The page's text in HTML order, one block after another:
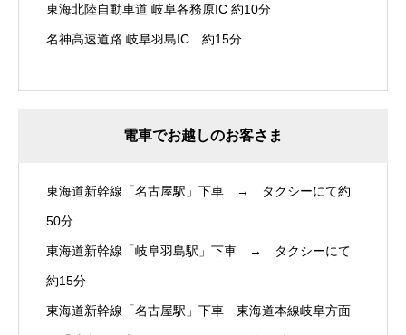
東海北陸自動車道 岐阜各務原IC 約10分
名神高速道路 岐阜羽島IC 約15分
電車でお越しのお客さま
東海道新幹線「名古屋駅」下車 → タクシーにて約
50分
東海道新幹線「岐阜羽島駅」下車 → タクシーにて
約15分
東海道新幹線「名古屋駅」下車 東海道本線岐阜方面